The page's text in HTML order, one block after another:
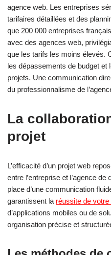
agence web. Les entreprises
tarifaires détaillées et des
que 200 000 entreprises
avec des agences web,
que les tarifs les moins élevés.
les dépassements de budget et
projets. Une communication
du professionnalisme de
La
projet
L’efficacité d’un projet web
entre l’entreprise et l’agence
place d’une communication
garantissent la réussite de
d’applications mobiles ou de
organisation précise et